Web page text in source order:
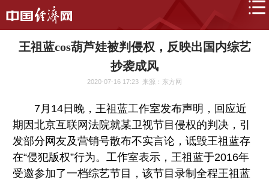
王祖蓝cos葫芦娃被判侵权，反映出国内综艺
抄袭成风
2020-07-16 17:23 来源：东方网
7月14日晚，王祖蓝工作室发布声明，回应近
期因北京互联网法院就某卫视节目侵权的判决，引
发部分网友及营销号散布不实言论，诋毁王祖蓝存
在“侵犯版权”行为。工作室表示，王祖蓝于2016年
受邀参加了一档综艺节目，该节目录制全程王祖蓝